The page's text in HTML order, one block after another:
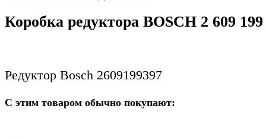
Коробка редуктора BOSCH 2 609 199
Редуктор Bosch 2609199397
С этим товаром обычно покупают: